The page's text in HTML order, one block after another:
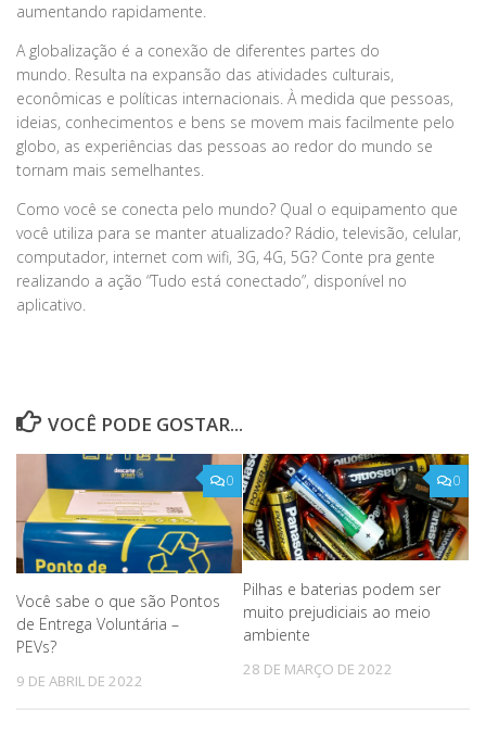
aumentando rapidamente.
A globalização é a conexão de diferentes partes do
mundo. Resulta na expansão das atividades culturais,
econômicas e políticas internacionais. À medida que pessoas,
ideias, conhecimentos e bens se movem mais facilmente pelo
globo, as experiências das pessoas ao redor do mundo se
tornam mais semelhantes.
Como você se conecta pelo mundo? Qual o equipamento que
você utiliza para se manter atualizado? Rádio, televisão, celular,
computador, internet com wifi, 3G, 4G, 5G? Conte pra gente
realizando a ação “Tudo está conectado”, disponível no
aplicativo.
VOCÊ PODE GOSTAR...
0
Você sabe o que são Pontos
de Entrega Voluntária –
PEVs?
9 DE ABRIL DE 2022
0
Pilhas e baterias podem ser
muito prejudiciais ao meio
ambiente
28 DE MARÇO DE 2022